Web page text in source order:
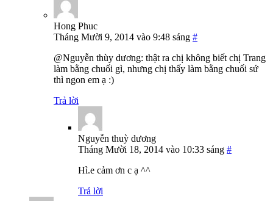
Hong Phuc
Tháng Mười 9, 2014 vào 9:48 sáng #
@Nguyễn thùy dương: thật ra chị không biết chị Trang
làm bằng chuối gì, nhưng chị thấy làm bằng chuối sứ
thì ngon em ạ :)
Trả lời
Nguyễn thuỳ dương
Tháng Mười 18, 2014 vào 10:33 sáng #
Hì.e cảm ơn c ạ ^^
Trả lời